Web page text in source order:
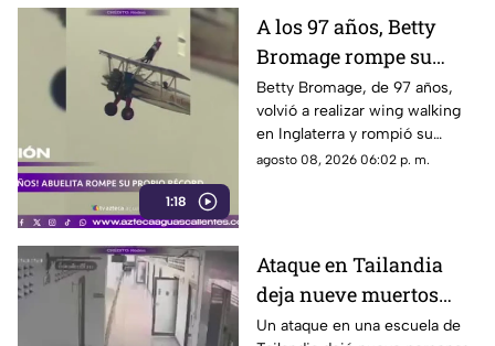
1:18
A los 97 años, Betty
Bromage rompe su
propio récord Guinness
en las alturas
Betty Bromage, de 97 años,
volvió a realizar wing walking
en Inglaterra y rompió su
propio récord Guinness tras
agosto 08, 2026 06:02 p. m.
Ataque en Tailandia
deja nueve muertos
tras agresión en una
Un ataque en una escuela de